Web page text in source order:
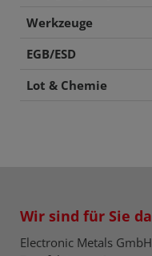
Werkzeuge
EGB/ESD
Lot & Chemie
Wir sind für Sie da
Electronic Metals GmbH